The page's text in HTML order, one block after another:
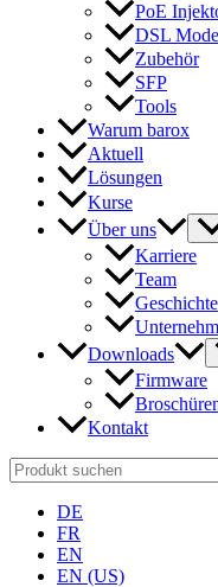
PoE
DSL
Zubehör
SFP
Tools
Warum barox
Aktuell
Lösungen
Kurse
Über uns
Karriere
Team
Geschichte
Downloads
Firmware
Kontakt
Search
for:
DE
FR
EN
EN (US)